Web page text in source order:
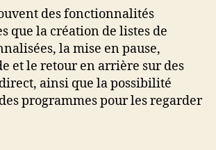
des fonctionnalités
que la création de listes de
la mise en pause,
et le retour en arrière sur des
ainsi que la possibilité
programmes pour les regarder